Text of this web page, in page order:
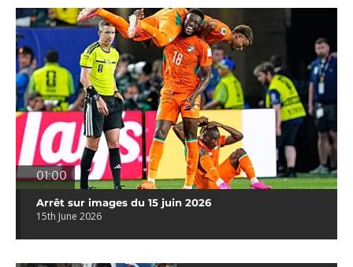
01:00
Arrêt sur images du 15 juin 2026
15th June 2026